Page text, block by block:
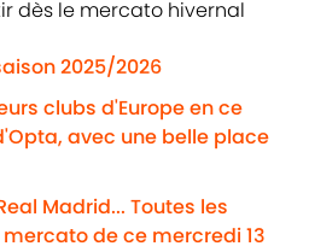
dès le mercato hivernal
2025/2026
clubs d'Europe en ce
avec une belle place
Madrid... Toutes les
de ce mercredi 13